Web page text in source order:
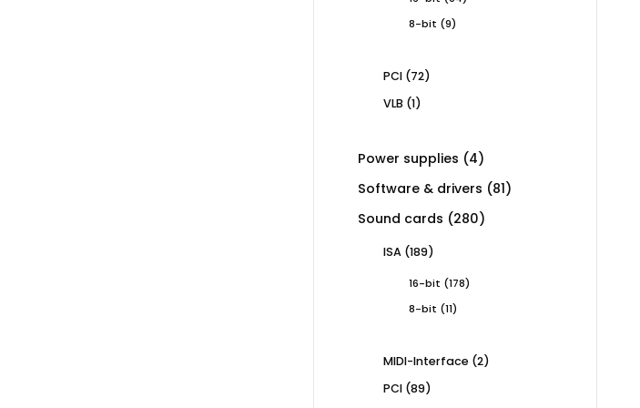
8-bit 99
PCI 7272
VLB 11
Power supplies 44
products
Software & drivers 8181
Sound cards 280280
ISA 189189
16-bit 178178
8-bit 1111
MIDI-Interface 22
PCI 8989